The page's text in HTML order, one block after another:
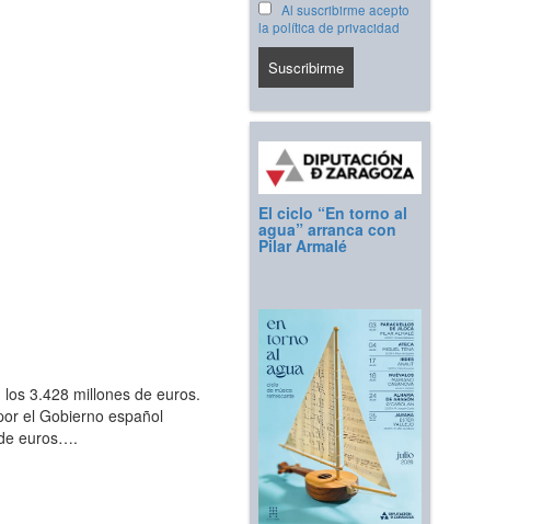
3.428 millones de euros.
el Gobierno español
euros….
Al suscribirme acepto
la política de privacidad
El ciclo “En torno al
agua” arranca con
Pilar Armalé